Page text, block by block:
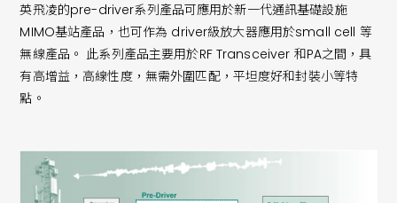
英飛凌的pre-driver系列產品可應用於新一代通訊基礎設施
MIMO基站產品，也可作為 driver級放大器應用於small cell 等
無線產品。 此系列產品主要用於RF Transceiver 和PA之間，具
有高增益，高線性度，無需外圍匹配，平坦度好和封裝小等特
點。